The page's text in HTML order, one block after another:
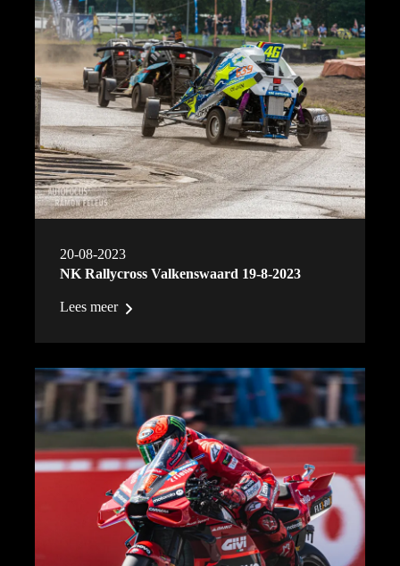
20-08-2023
NK Rallycross Valkenswaard 19-8-2023
Lees meer